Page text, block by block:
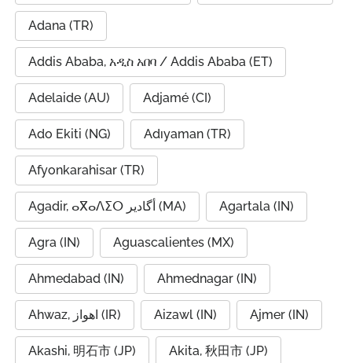
Adana (TR)
Addis Ababa, አዲስ አበባ / Addis Ababa (ET)
Adelaide (AU) Adjamé (CI)
Ado Ekiti (NG) Adıyaman (TR)
Afyonkarahisar (TR)
Agadir, ⴰⴳⴰⴷⵉⵔ أگادیر (MA) Agartala (IN)
Agra (IN) Aguascalientes (MX)
Ahmedabad (IN) Ahmednagar (IN)
Ahwaz, اهواز (IR) Aizawl (IN) Ajmer (IN)
Akashi, 明石市 (JP) Akita, 秋田市 (JP)